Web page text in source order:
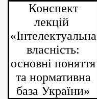
Конспект
лекцій
«Інтелектуальна
власність:
основні поняття
та нормативна
база України»